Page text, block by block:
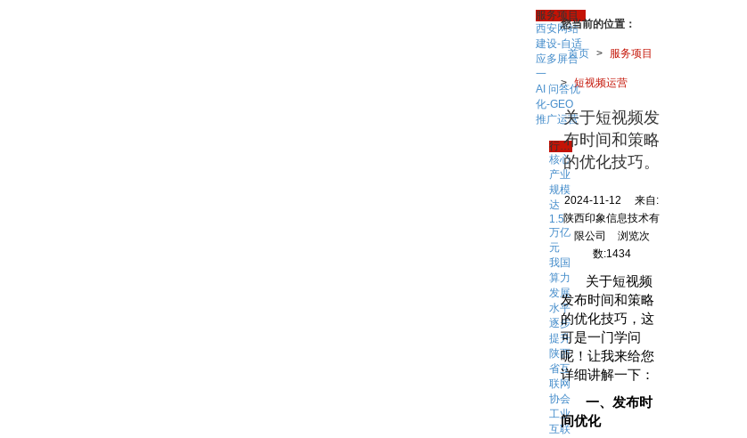
您当前的位置：
首页 > 服务项目
> 短视频运营
关于短视频发
布时间和策略
的优化技巧。
2024-11-12
来自:
陕西印象信息技术有
限公司
浏览次
数:1434
关于短视频
发布时间和策略
的优化技巧，这
可是一门学问
呢！让我来给您
详细讲解一下：
一、发布时
间优化
服务项目
西安网站
建设-自适
应多屏合
一
AI 问答优
化-GEO
推广运营
行业资讯
核心
产业
规模
达
1.5
万亿
元
我国
算力
发展
水平
逐步
提升
陕西
省互
联网
协会
工业
互联